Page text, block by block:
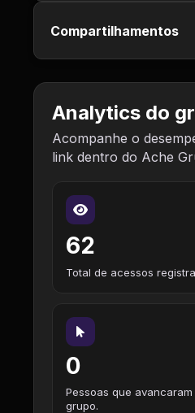
Compartilhamentos
Analytics do
Acompanhe o
link dentro do Ache
62
Total de acessos
0
Pessoas que
grupo.